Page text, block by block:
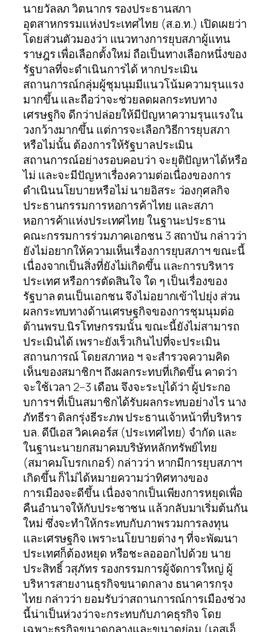
นายวัลลภ วิตนากร รองประธานสภา
อุตสาหกรรมแห่งประเทศไทย (ส.อ.ท.) เปิดเผยว่า
โดยส่วนตัวมองว่า แนวทางการยุบสภาผู้แทน
ราษฎร เพื่อเลือกตั้งใหม่ ถือเป็นทางเลือกหนึ่งของ
รัฐบาลที่จะดำเนินการได้ หากประเมิน
สถานการณ์กลุ่มผู้ชุมนุมมีแนวโน้มความรุนแรง
มากขึ้น และถือว่าจะช่วยลดผลกระทบทาง
เศรษฐกิจ ดีกว่าปล่อยให้มีปัญหาความรุนแรงใน
วงกว้างมากขึ้น แต่การจะเลือกวิธีการยุบสภา
หรือไม่นั้น ต้องการให้รัฐบาลประเมิน
สถานการณ์อย่างรอบคอบว่า จะยุติปัญหาได้หรือ
ไม่ และจะมีปัญหาเรื่องความต่อเนื่องของการ
ดำเนินนโยบายหรือไม่ นายอิสระ ว่องกุศลกิจ
ประธานกรรมการหอการค้าไทย และสภา
หอการค้าแห่งประเทศไทย ในฐานะประธาน
คณะกรรมการร่วมภาคเอกชน 3 สถาบัน กล่าวว่า
ยังไม่อยากให้ความเห็นเรื่องการยุบสภาฯ ขณะนี้
เนื่องจากเป็นสิ่งที่ยังไม่เกิดขึ้น และการบริหาร
ประเทศ หรือการตัดสินใจ ใด ๆ เป็นเรื่องของ
รัฐบาล ตนเป็นเอกชน จึงไม่อยากเข้าไปยุ่ง ส่วน
ผลกระทบทางด้านเศรษฐกิจของการชุมนุมต่อ
ต้านพรบ.นิรโทษกรรมนั้น ขณะนี้ยังไม่สามารถ
ประเมินได้ เพราะยังเร็วเกินไปที่จะประเมิน
สถานการณ์ โดยสภาหอ ฯ จะสำรวจความคิด
เห็นของสมาชิกฯ ถึงผลกระทบที่เกิดขึ้น คาดว่า
จะใช้เวลา 2–3 เดือน จึงจะระบุได้ว่า ผู้ประกอ
บการฯ ที่เป็นสมาชิกได้รับผลกระทบอย่างไร นาง
ภัทธีรา ดิลกรุ่งธีระภพ ประธานเจ้าหน้าที่บริหาร
บล. ดีบีเอส วิคเคอร์ส (ประเทศไทย) จำกัด และ
ในฐานะนายกสมาคมบริษัทหลักทรัพย์ไทย
(สมาคมโบรกเกอร์) กล่าวว่า หากมีการยุบสภาฯ
เกิดขึ้น ก็ไม่ได้หมายความว่าทิศทางของ
การเมืองจะดีขึ้น เนื่องจากเป็นเพียงการหยุดเพื่อ
คืนอำนาจให้กับประชาชน แล้วกลับมาเริ่มต้นกัน
ใหม่ ซึ่งจะทำให้กระทบกับภาพรวมการลงทุน
และเศรษฐกิจ เพราะนโยบายต่าง ๆ ที่จะพัฒนา
ประเทศก็ต้องหยุด หรือชะลอออกไปด้วย นาย
ประสิทธิ์ วสุภัทร รองกรรมการผู้จัดการใหญ่ ผู้
บริหารสายงานธุรกิจขนาดกลาง ธนาคารกรุง
ไทย กล่าวว่า ยอมรับว่าสถานการณ์การเมืองช่วง
นี้น่าเป็นห่วงว่าจะกระทบกับภาคธุรกิจ โดย